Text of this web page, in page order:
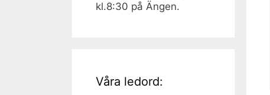
kl.8:30 på Ängen.
Våra ledord: